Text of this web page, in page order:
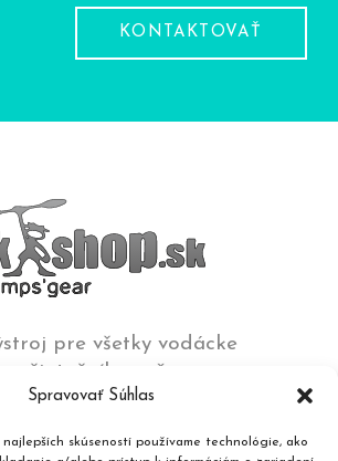
Spravovať Súhlas
skúseností používame technológie, ako
KONTAKTOVAŤ
pre všetky vodácke
až po
víťazov na všetkých typoch vôd
umelé trate a moria.